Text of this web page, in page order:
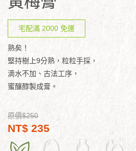
宅配滿 2000 免運
熟矣！
堅持樹上9分熟，粒粒手採，
滴水不加、古法工序，
蜜釀醇製成膏。
原價$250
NT$ 235